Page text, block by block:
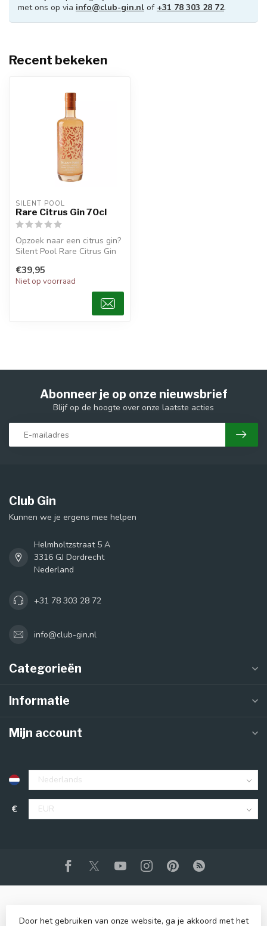
met ons op via info@club-gin.nl of +31 78 303 28 72.
Recent bekeken
SILENT POOL
Rare Citrus Gin 70cl
Opzoek naar een citrus gin?
Silent Pool Rare Citrus Gin
€39,95
Niet op voorraad
Abonneer je op onze nieuwsbrief
Blijf op de hoogte over onze laatste acties
Club Gin
Kunnen we je ergens mee helpen
Helmholtzstraat 5 A
3316 GJ Dordrecht
Nederland
+31 78 303 28 72
info@club-gin.nl
Categorieën
Informatie
Mijn account
€
Door het gebruiken van onze website, ga je akkoord met het